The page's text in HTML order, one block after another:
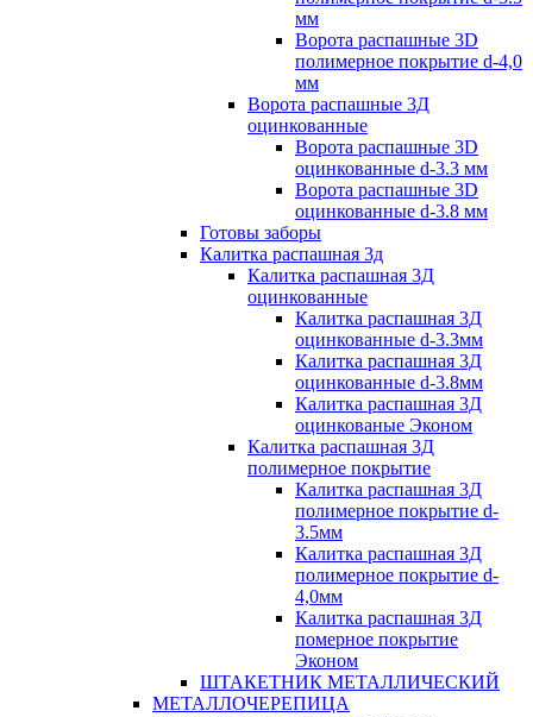
мм
Ворота распашные 3D
полимерное покрытие d-4,0
мм
Ворота распашные 3Д
оцинкованные
Ворота распашные 3D
оцинкованные d-3.3 мм
Ворота распашные 3D
оцинкованные d-3.8 мм
Готовы заборы
Калитка распашная 3д
Калитка распашная 3Д
оцинкованные
Калитка распашная 3Д
оцинкованные d-3.3мм
Калитка распашная 3Д
оцинкованные d-3.8мм
Калитка распашная 3Д
оцинкованые Эконом
Калитка распашная 3Д
полимерное покрытие
Калитка распашная 3Д
полимерное покрытие d-
3.5мм
Калитка распашная 3Д
полимерное покрытие d-
4,0мм
Калитка распашная 3Д
померное покрытие
Эконом
ШТАКЕТНИК МЕТАЛЛИЧЕСКИЙ
МЕТАЛЛОЧЕРЕПИЦА